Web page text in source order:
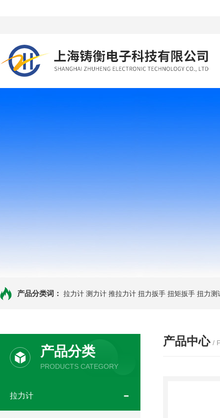
产品分类词： 拉力计 测力计 推拉力计 扭力扳手 扭矩扳手 扭力测
产品分类
PRODUCTS CATEGORY
拉力计
产品中心 /